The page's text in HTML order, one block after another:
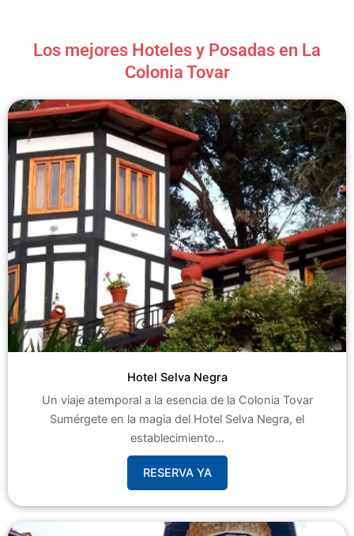
Los mejores Hoteles y Posadas en La
Colonia Tovar
Hotel Selva Negra
Un viaje atemporal a la esencia de la Colonia Tovar
Sumérgete en la magia del Hotel Selva Negra, el
establecimiento...
RESERVA YA